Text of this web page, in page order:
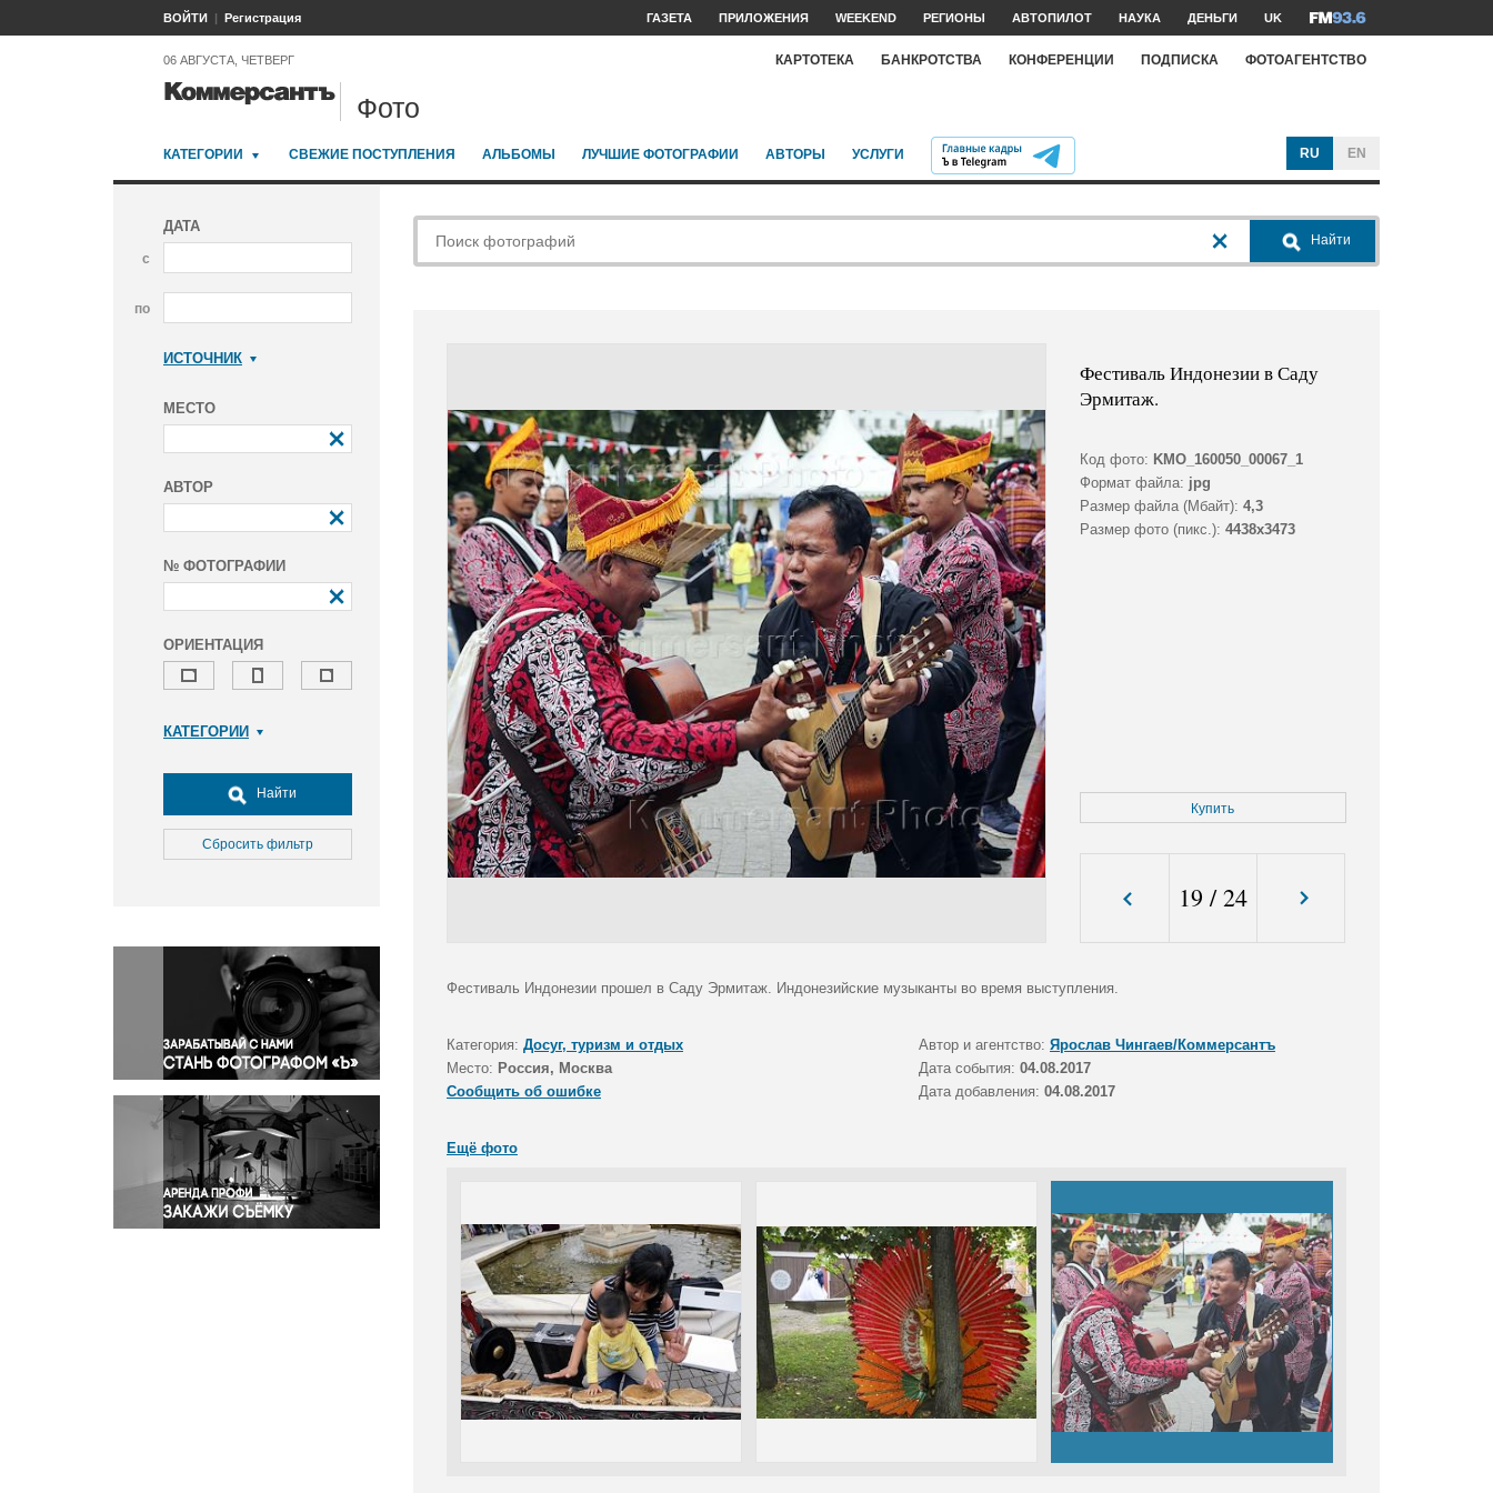
ВОЙТИ Регистрация ГАЗЕТА ПРИЛОЖЕНИЯ WEEKEND РЕГИОНЫ АВТОПИЛОТ НАУКА ДЕНЬГИ UK
06 АВГУСТА, ЧЕТВЕРГ КАРТОТЕКА БАНКРОТСТВА КОНФЕРЕНЦИИ ПОДПИСКА ФОТОАГЕНТСТВО
Фото
КАТЕГОРИИ СВЕЖИЕ ПОСТУПЛЕНИЯ АЛЬБОМЫ ЛУЧШИЕ ФОТОГРАФИИ АВТОРЫ УСЛУГИ RU EN
ДАТА
с
по
ИСТОЧНИК
МЕСТО
АВТОР
№ ФОТОГРАФИИ
ОРИЕНТАЦИЯ
КАТЕГОРИИ
Досуг, туризм и отдых
Культура
Медицина
Окружающая среда
Политика
Правосудие
Происшествия и конфликты
Религия
Светская жизнь
Спорт
Экология
Экономика и бизнес
Найти
Сбросить фильтр
Найти
Фестиваль Индонезии в Саду
Эрмитаж.
Код фото: KMO_160050_00067_1
Формат файла: jpg
Размер файла (Мбайт): 4,3
Размер фото (пикс.): 4438x3473
Купить
19 /24
Фестиваль Индонезии прошел в Саду Эрмитаж. Индонезийские музыканты во время выступления.
Категория: Досуг, туризм и отдых Автор и агентство: Ярослав Чингаев/Коммерсантъ
Место: Россия, Москва Дата события: 04.08.2017
Сообщить об ошибке
Дата добавления: 04.08.2017
Ещё фото